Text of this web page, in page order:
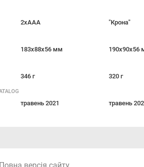
2xAAA "Крона"
183x88x56 мм 190x90x56
346 г 320 г
травень 2021 травень